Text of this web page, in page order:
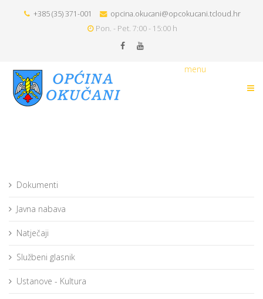
+385 (35) 371-001
opcina.okucani@opcokucani.tcloud.hr
Pon. - Pet. 7:00 - 15:00 h
menu
Dokumenti
Javna nabava
Natječaji
Službeni glasnik
Ustanove - Kultura